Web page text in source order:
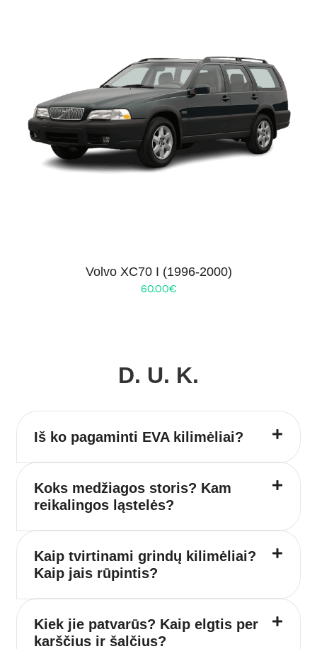
Volvo XC70 I (1996-2000)
60.00€
D. U. K.
Iš ko pagaminti EVA kilimėliai?
Koks medžiagos storis? Kam
reikalingos ląstelės?
Kaip tvirtinami grindų kilimėliai?
Kaip jais rūpintis?
Kiek jie patvarūs? Kaip elgtis per
karščius ir šalčius?